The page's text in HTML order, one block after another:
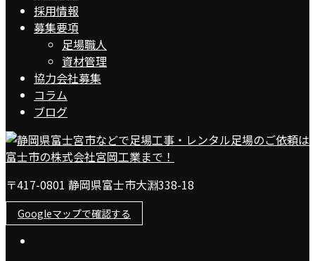
採用情報
募集要項
足場職人
資材管理
協力会社募集
コラム
ブログ
〒417-0801 静岡県富士市大淵338-18
Googleマップで確認する